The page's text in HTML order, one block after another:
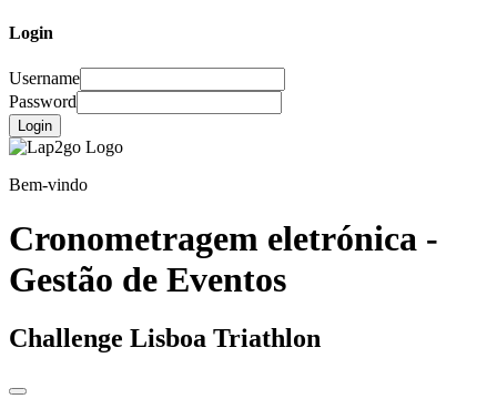
Login
Username
Password
Login
Bem-vindo
Cronometragem eletrónica -
Gestão de Eventos
Challenge Lisboa Triathlon